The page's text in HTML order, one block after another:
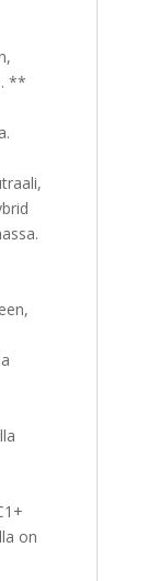
**
on